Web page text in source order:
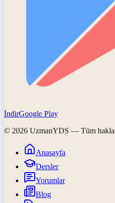
İndirGoogle Play
© 2026 UzmanYDS — Tüm
Anasayfa
Dersler
Yorumlar
Blog